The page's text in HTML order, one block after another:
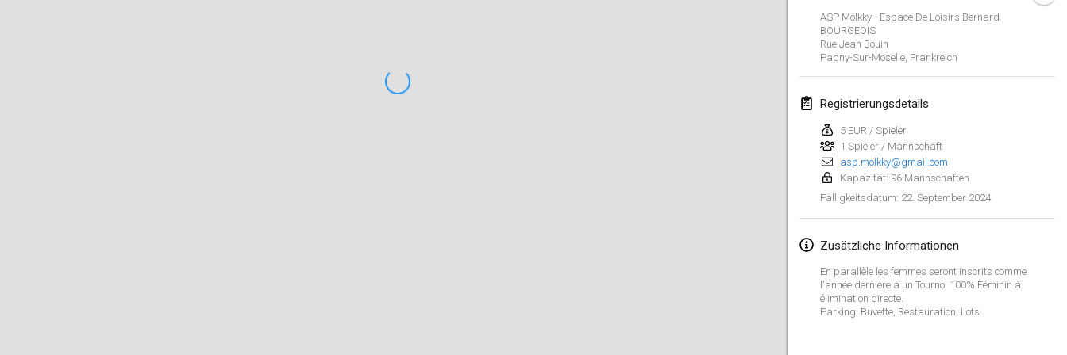
ASP Mölkky - Espace De Loisirs Bernard
BOURGEOIS
Rue Jean Bouin
Pagny-Sur-Moselle, Frankreich
Registrierungsdetails
5 EUR / Spieler
1 Spieler / Mannschaft
asp.molkky@gmail.com
Kapazität: 96 Mannschaften
Fälligkeitsdatum: 22. September 2024
Zusätzliche Informationen
En parallèle les femmes seront inscrits comme
l'année dernière à un Tournoi 100% Féminin à
élimination directe.
Parking, Buvette, Restauration, Lots
27. Jan. 2024| Frankreich
SingeliDuppeli
Februar 2024
US Mölkky Winter
3. Feb. 2024|Finnland
Indoor de la CASAS